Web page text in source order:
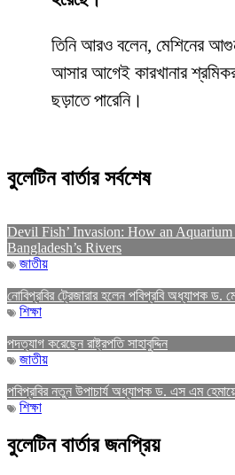
তিনি আরও বলেন, মেশিনের আগুন
আসার আগেই কারখানার
ছড়াতে পারেনি।
বুলেটিন বার্তার সর্বশেষ
Devil Fish’ Invasion: How an Aquarium
Bangladesh’s Rivers
জাতীয়
নোবিপ্রবির ট্রেজারার হলেন পবিপ্রবি অধ্যাপক ড.
শিক্ষা
পদত্যাগ করেছেন রাষ্ট্রপতি সাহাবুদ্দিন
জাতীয়
পবিপ্রবির নতুন উপাচার্য অধ্যাপক ড. এস এম
শিক্ষা
বুলেটিন বার্তার জনপ্রিয়